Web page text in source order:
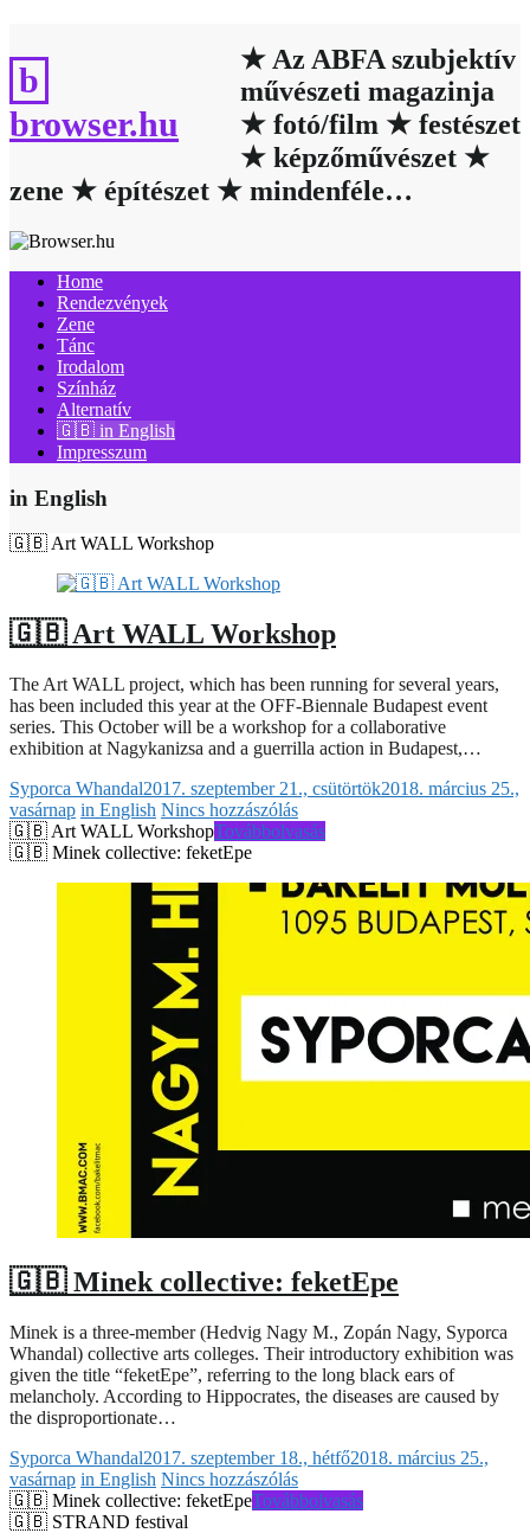
to
content
browser.hu
★ Az ABFA szubjektív
művészeti magazinja
★ fotó/film ★ festészet
★ képzőművészet ★
zene ★ építészet ★ mindenféle…
Home
Rendezvények
Zene
Tánc
Irodalom
Színház
Alternatív
🇬🇧 in English
Impresszum
in English
🇬🇧 Art WALL Workshop
🇬🇧 Art WALL Workshop
The Art WALL project, which has been running for several years,
has been included this year at the OFF-Biennale Budapest event
series. This October will be a workshop for a collaborative
exhibition at Nagykanizsa and a guerrilla action in Budapest,…
Syporca Whandal2017. szeptember 21., csütörtök2018. március 25.,
vasárnap in English Nincs hozzászólás
🇬🇧 Art WALL WorkshopTovábbolvasás
🇬🇧 Minek collective: feketEpe
🇬🇧 Minek collective: feketEpe
Minek is a three-member (Hedvig Nagy M., Zopán Nagy, Syporca
Whandal) collective arts colleges. Their introductory exhibition was
given the title “feketEpe”, referring to the long black ears of
melancholy. According to Hippocrates, the diseases are caused by
the disproportionate…
Syporca Whandal2017. szeptember 18., hétfő2018. március 25.,
vasárnap in English Nincs hozzászólás
🇬🇧 Minek collective: feketEpeTovábbolvasás
🇬🇧 STRAND festival